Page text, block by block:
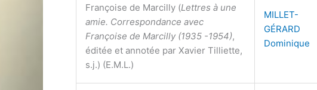
Françoise de Marcilly (Lettres à une
amie. Correspondance avec
Françoise de Marcilly (1935 -1954),
éditée et annotée par Xavier Tilliette,
s.j.) (E.M.L.)
MILLET-
GÉRARD
Dominique